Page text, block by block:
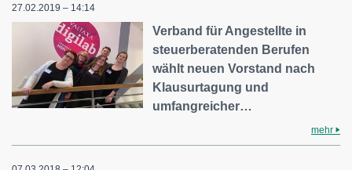
27.02.2019 – 14:14
Verband für Angestellte in
steuerberatenden Berufen
wählt neuen Vorstand nach
Klausurtagung und
umfangreicher…
mehr